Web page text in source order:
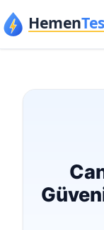
İçeriğe geç